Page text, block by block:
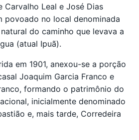
Carvalho Leal e José Dias
povoado no local denominada
do caminho que levava a
(atual Ipuã).
em 1901, anexou-se a porção
Joaquim Garcia Franco e
formando o patrimônio do
inicialmente denominado
e, mais tarde, Corredeira